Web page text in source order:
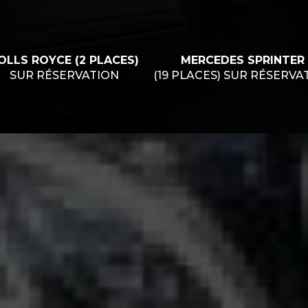
ROYCE (2 PLACES)
SUR RÉSERVATION
MERCEDES SPRINTER
(19 PLACES) SUR